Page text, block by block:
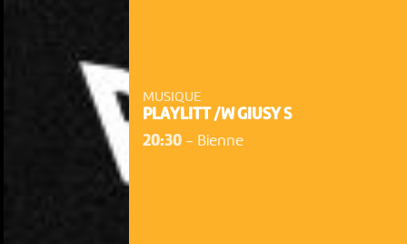
MUSIQUE
PLAYLITT /W GIUSY S
20:30- Bienne